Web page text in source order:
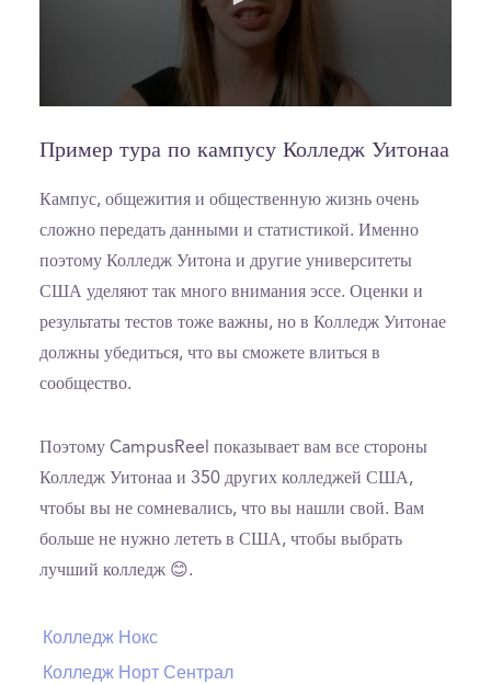
of
Пример тура по кампусу Колледж Уитонаа
Кампус, общежития и общественную жизнь очень
сложно передать данными и статистикой. Именно
поэтому Колледж Уитона и другие университеты
США уделяют так много внимания эссе. Оценки и
результаты тестов тоже важны, но в Колледж Уитонае
должны убедиться, что вы сможете влиться в
сообщество.
Поэтому CampusReel показывает вам все стороны
Колледж Уитонаа и 350 других колледжей США,
чтобы вы не сомневались, что вы нашли свой. Вам
больше не нужно лететь в США, чтобы выбрать
лучший колледж 😊.
Колледж Нокс
Колледж Норт Сентрал